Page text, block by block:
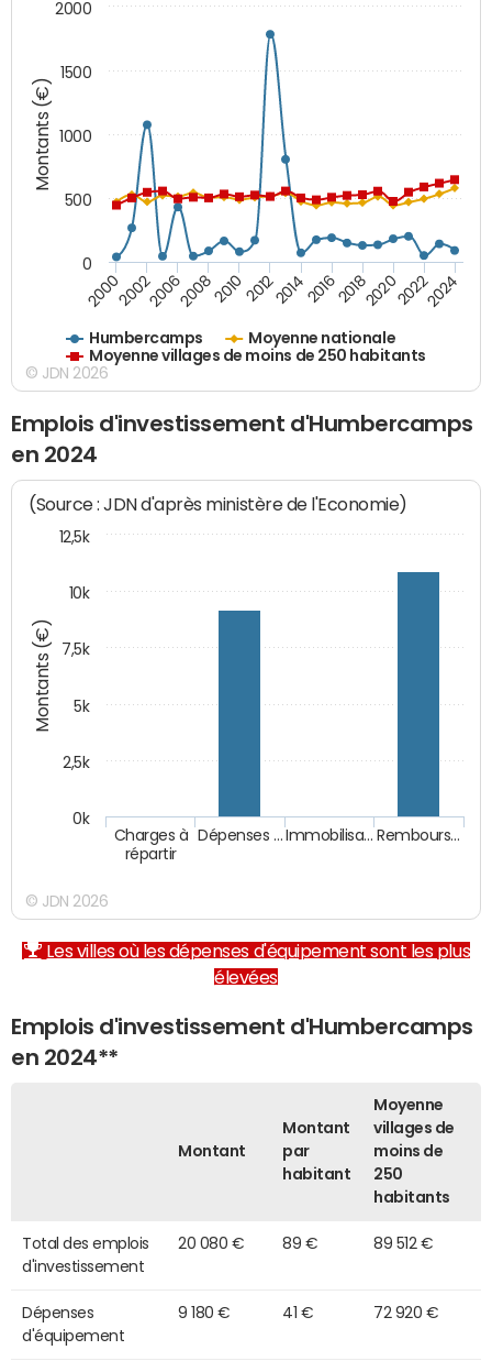
Montants (€)
Humbercamps
Moyenne nationale
Moyenne villages de moins de 250 habitants
200020022006200820102012201420162018202020222024
0
500
1000
1500
2000
© JDN 2026
Emplois d'investissement d'Humbercamps
en 2024
Montants (€)
(Source : JDN d'après ministère de l'Economie)
Charges à
répartir
Dépenses … Immobilisa… Rembours…
0k
2,5k
5k
7,5k
10k
12,5k
© JDN 2026
Les villes où les dépenses d'équipement sont les plus
élevées
Emplois d'investissement d'Humbercamps
en 2024**
Montant
Montant
par
habitant
Moyenne
villages de
moins de
250
habitants
Total des emplois
d'investissement
20 080 € 89 € 89 512 €
Dépenses
d'équipement
9 180 € 41 € 72 920 €